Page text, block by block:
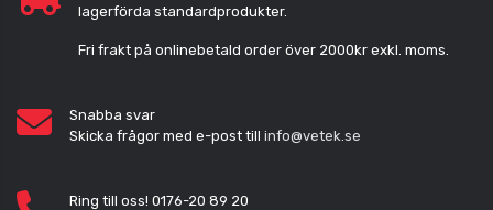
lagerförda standardprodukter.
Fri frakt på onlinebetald order över 2000kr exkl. moms.
Snabba svar
Skicka frågor med e-post till info@vetek.se
Ring till oss! 0176-20 89 20